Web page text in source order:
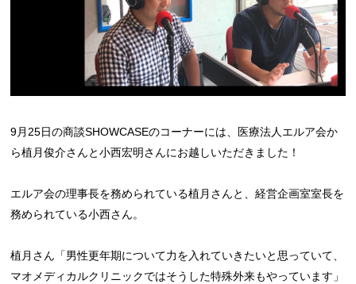
9月25日の商談SHOWCASEのコーナーには、医療法人エルア会か
ら植月俊介さんと小西宏明さんにお越しいただきました！
エルア会の理事長を務められている植月さんと、経営企画室室長を
務められている小西さん。
植月さん「男性更年期について力を入れていきたいと思っていて、
マオメディカルクリニックではそうした特殊外来もやっています」